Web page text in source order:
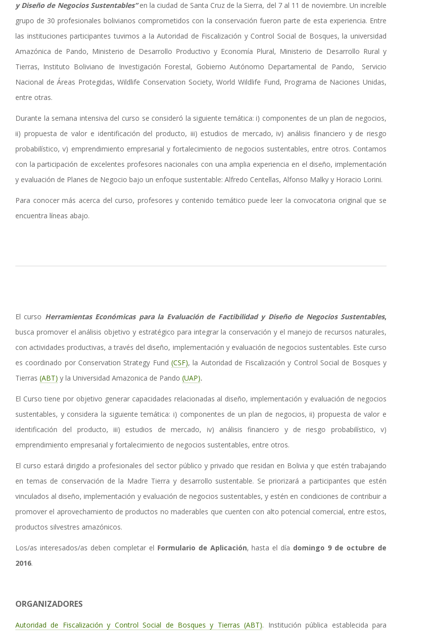
y Diseño de Negocios Sustentables”en la ciudad de Santa Cruz de la Sierra, del 7 al 11 de noviembre. Un increíble
grupo de 30 profesionales bolivianos comprometidos con la conservación fueron parte de esta experiencia. Entre
las instituciones participantes tuvimos a la Autoridad de Fiscalización y Control Social de Bosques, la universidad
Amazónica de Pando, Ministerio de Desarrollo Productivo y Economía Plural, Ministerio de Desarrollo Rural y
Tierras, Instituto Boliviano de Investigación Forestal, Gobierno Autónomo Departamental de Pando, Servicio
Nacional de Áreas Protegidas, Wildlife Conservation Society, World Wildlife Fund, Programa de Naciones Unidas,
entre otras.
Durante la semana intensiva del curso se consideró la siguiente temática: i) componentes de un plan de negocios,
ii) propuesta de valor e identificación del producto, iii) estudios de mercado, iv) análisis financiero y de riesgo
probabilístico, v) emprendimiento empresarial y fortalecimiento de negocios sustentables, entre otros. Contamos
con la participación de excelentes profesores nacionales con una amplia experiencia en el diseño, implementación
y evaluación de Planes de Negocio bajo un enfoque sustentable: Alfredo Centellas, Alfonso Malky y Horacio Lorini.
Para conocer más acerca del curso, profesores y contenido temático puede leer la convocatoria original que se
encuentra líneas abajo.
El curso Herramientas Económicas para la Evaluación de Factibilidad y Diseño de Negocios Sustentables,
busca promover el análisis objetivo y estratégico para integrar la conservación y el manejo de recursos naturales,
con actividades productivas, a través del diseño, implementación y evaluación de negocios sustentables. Este curso
es coordinado por Conservation Strategy Fund (CSF), la Autoridad de Fiscalización y Control Social de Bosques y
Tierras (ABT) y la Universidad Amazonica de Pando (UAP).
El Curso tiene por objetivo generar capacidades relacionadas al diseño, implementación y evaluación de negocios
sustentables, y considera la siguiente temática: i) componentes de un plan de negocios, ii) propuesta de valor e
identificación del producto, iii) estudios de mercado, iv) análisis financiero y de riesgo probabilístico, v)
emprendimiento empresarial y fortalecimiento de negocios sustentables, entre otros.
El curso estará dirigido a profesionales del sector público y privado que residan en Bolivia y que estén trabajando
en temas de conservación de la Madre Tierra y desarrollo sustentable. Se priorizará a participantes que estén
vinculados al diseño, implementación y evaluación de negocios sustentables, y estén en condiciones de contribuir a
promover el aprovechamiento de productos no maderables que cuenten con alto potencial comercial, entre estos,
productos silvestres amazónicos.
Los/as interesados/as deben completar el Formulario de Aplicación, hasta el día domingo 9 de octubre de
2016.
ORGANIZADORES
Autoridad de Fiscalización y Control Social de Bosques y Tierras (ABT). Institución pública establecida para